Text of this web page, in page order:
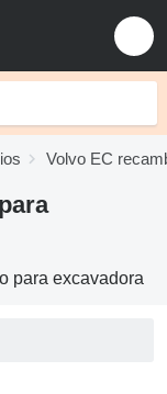
Volvo EC
para excavadora